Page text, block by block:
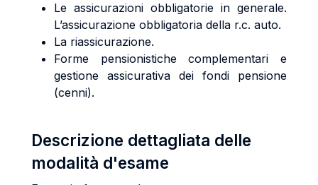
Le assicurazioni obbligatorie in generale.
L’assicurazione obbligatoria della r.c. auto.
La riassicurazione.
Forme pensionistiche complementari e
gestione assicurativa dei fondi pensione
(cenni).
Descrizione dettagliata delle
modalità d'esame